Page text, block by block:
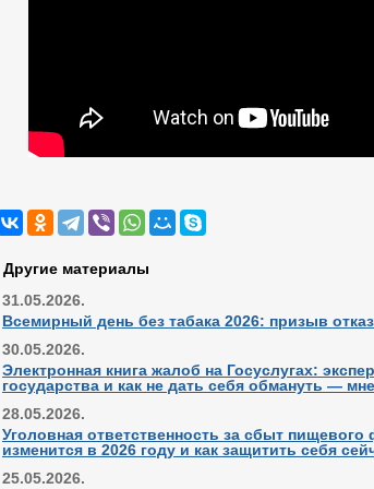
Другие материалы
31.05.2026.
Всемирный день без табака 2026: призыв
30.05.2026.
Электронная книга жалоб на Госуслугах:
государства и как не дать себя обмануть —
28.05.2026.
Уголовная ответственность за сбыт
изменится в 2026 году и как защитить себя
25.05.2026.